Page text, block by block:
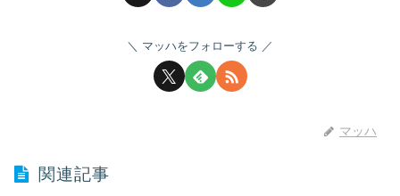
マッハをフォローする
マッハ
関連記事